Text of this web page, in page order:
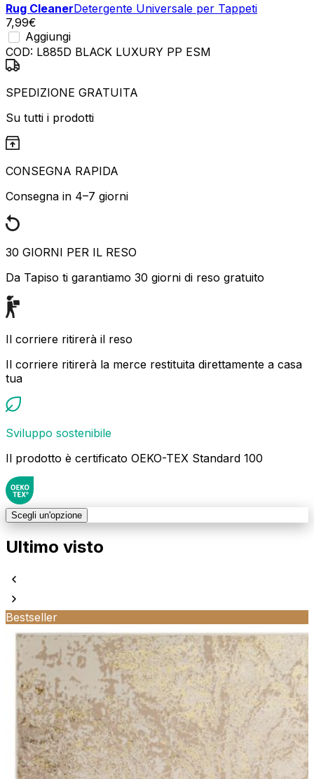
Rug CleanerDetergente Universale per Tappeti
7,99€
Aggiungi
COD: L885D BLACK LUXURY PP ESM
SPEDIZIONE GRATUITA
Su tutti i prodotti
CONSEGNA RAPIDA
Consegna in 4–7 giorni
30 GIORNI PER IL RESO
Da Tapiso ti garantiamo 30 giorni di reso gratuito
Il corriere ritirerà il reso
Il corriere ritirerà la merce restituita direttamente a casa
tua
Sviluppo sostenibile
Il prodotto è certificato OEKO-TEX Standard 100
Scegli un'opzione
Ultimo visto
Bestseller